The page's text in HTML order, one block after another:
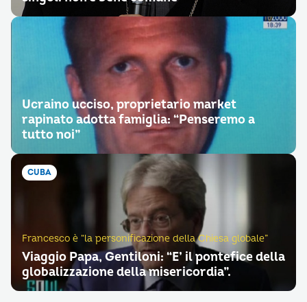
Ucraino ucciso, proprietario market
rapinato adotta famiglia: “Penseremo a
tutto noi”
CUBA
Francesco è “la personificazione della Chiesa globale”
Viaggio Papa, Gentiloni: “E’ il pontefice della
globalizzazione della misericordia”.